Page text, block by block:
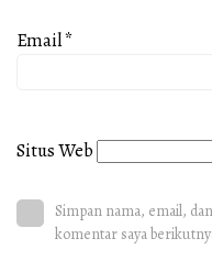
Email*
Situs Web
Simpan nama, email,
komentar saya